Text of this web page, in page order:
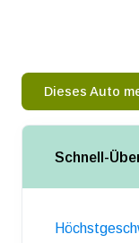
Dieses Auto
Schnell-